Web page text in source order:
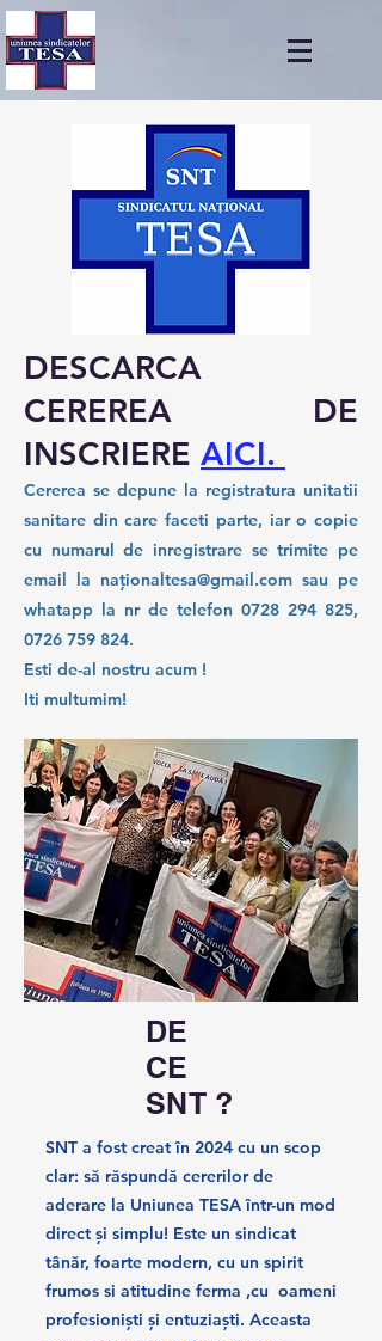
DESCARCA
CEREREA DE
INSCRIERE AICI.
Cererea se depune la registratura unitatii
sanitare din care faceti parte, iar o copie
cu numarul de inregistrare se trimite pe
email la naționaltesa@gmail.com sau pe
whatapp la nr de telefon 0728 294 825,
0726 759 824.
​Esti de-al nostru acum !
Iti multumim!
DE
CE
SNT ?
SNT a fost creat în 2024 cu un scop
clar: să răspundă cererilor de
aderare la Uniunea TESA într-un mod
direct și simplu! Este un sindicat
tânăr, foarte modern, cu un spirit
frumos si atitudine ferma ,cu oameni
profesioniști și entuziaști. Aceasta